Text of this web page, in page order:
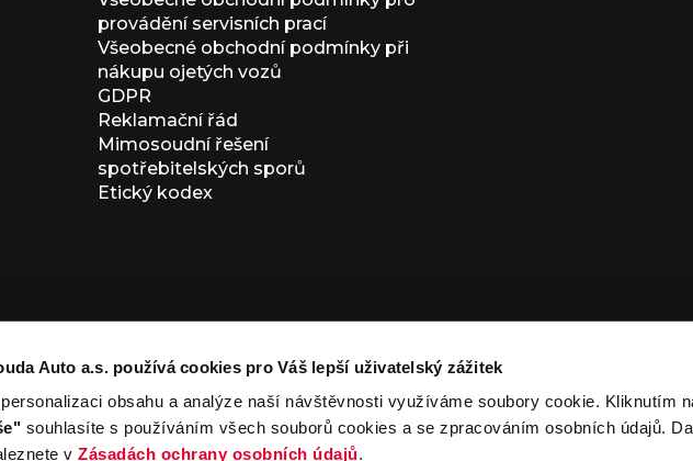
Auto a.s. používá cookies pro Váš lepší uživatelský zážitek
obsahu a analýze naší návštěvnosti využíváme soubory cookie. Kliknutím
souhlasíte s používáním všech souborů cookies a se zpracováním osobních údajů.
vZásadách ochrany osobních údajů.
provádění servisních prací
Všeobecné obchodní podmínky při
nákupu ojetých vozů
GDPR
Reklamační řád
Mimosoudní řešení
spotřebitelských sporů
Etický kodex
práva vyhrazena
and the Google
Privacy Policy and Terms of Service